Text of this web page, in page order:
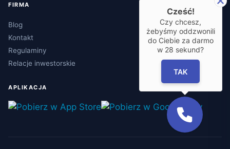
FIRMA
Blog
Kontakt
Regulaminy
Relacje inwestorskie
APLIKACJA
Cześć!
Czy chcesz,
żebyśmy oddzwonili
do Ciebie za darmo
w 28 sekund?
TAK